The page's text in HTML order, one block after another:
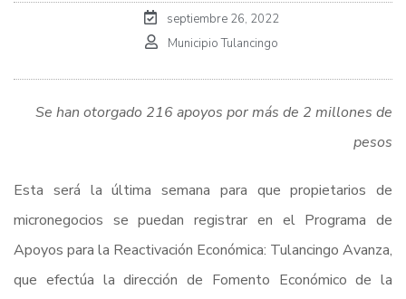
septiembre 26, 2022
Municipio Tulancingo
Se han otorgado 216 apoyos por más de 2 millones de
pesos
Esta será la última semana para que propietarios de
micronegocios se puedan registrar en el Programa de
Apoyos para la Reactivación Económica: Tulancingo Avanza,
que efectúa la dirección de Fomento Económico de la